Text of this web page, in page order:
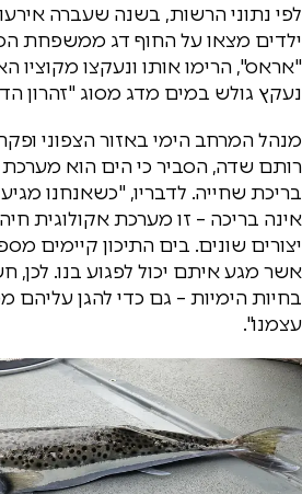
לפי נתוני הרשות, בשנה שעברה
ילדים מצאו על החוף דג ממשפחת
"אראס", הרימו אותו ונעקצו מקוציו
נעקץ גולש במים מדג מסוג "זהרון
מנהל המרחב הימי באזור הצפוני
רותם שדה, הסביר כי הים הוא מערכת
בריכת שחייה. לדבריו, "כשאנחנו
אינה בריכה – זו מערכת אקולוגית
יצורים שונים. בים התיכון קיימים
אשר מגע איתם יכול לפגוע בנו. לכן,
בחיות הימיות – גם כדי להגן עליהם
עצמנו".